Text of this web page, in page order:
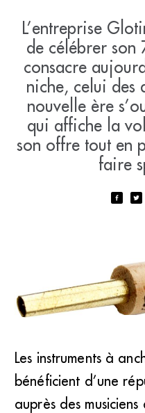
L’entreprise
de célébrer son
consacre
niche, celui des
nouvelle ère
qui affiche la
son offre tout en
faire
Glotin : tube de hautbois
(DR)
Les instruments à
bénéficient d’une
auprès des